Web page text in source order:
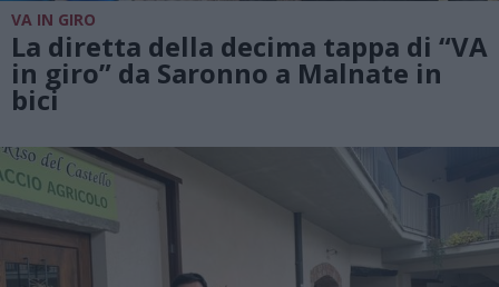
VA IN GIRO
La diretta della decima tappa di “VA
in giro” da Saronno a Malnate in
bici